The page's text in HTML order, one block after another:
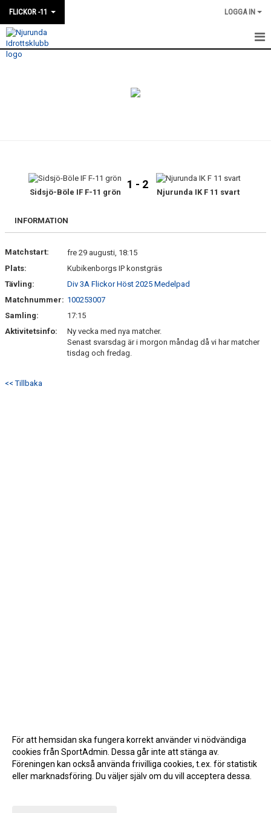
FLICKOR -11 LOGGA IN
HEM
BILDGALLERI
DOKUMENT
Sidsjö-Böle IF F-11 grön
1 - 2
Njurunda IK F 11 svart
INFORMATION
Matchstart:
fre 29 augusti, 18:15
Plats:
Kubikenborgs IP konstgräs
Tävling:
Div 3A Flickor Höst 2025 Medelpad
Matchnummer: 100253007
Samling:
17:15
Aktivitetsinfo:
Ny vecka med nya matcher.
Senast svarsdag är i morgon måndag då vi har matcher
tisdag och fredag.
<< Tillbaka
För att hemsidan ska fungera korrekt använder vi nödvändiga
cookies från SportAdmin. Dessa går inte att stänga av.
Föreningen kan också använda frivilliga cookies, t.ex. för statistik
eller marknadsföring. Du väljer själv om du vill acceptera dessa.